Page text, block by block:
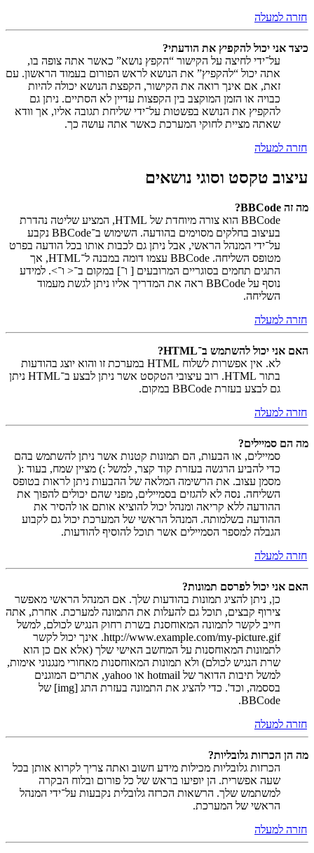
חזרה למעלה
כיצד אני יכול להקפיץ את הודעתי?
על־ידי לחיצה על הקישור “הקפץ נושא” כאשר אתה צופה בו,
אתה יכול “להקפיץ” את הנושא לראש הפורום בעמוד הראשון. עם
זאת, אם אינך רואה את הקישור, הקפצת הנושא יכולה להיות
כבויה או הזמן המוקצב בין הקפצות עדיין לא הסתיים. ניתן גם
להקפיץ את הנושא בפשטות על־ידי שליחת תגובה אליו, אך וודא
שאתה מציית לחוקי המערכת כאשר אתה עושה כך.
חזרה למעלה
עיצוב טקסט וסוגי נושאים
מה זה BBCode?
BBCode הוא צורה מיוחדת של HTML, המציע שליטה נהדרת
בעיצוב בחלקים מסוימים בהודעה. השימוש ב־BBCode נקבע
על־ידי המנהל הראשי, אבל ניתן גם לכבות אותו בכל הודעה בפרט
מטופס השליחה. BBCode עצמו דומה במבנה ל־HTML, אך
התגים תחמים בסוגריים המרובעים [ ו־] במקום ב־< ו־>. למידע
נוסף על BBCode ראה את המדריך אליו ניתן לגשת מעמוד
השליחה.
חזרה למעלה
האם אני יכול להשתמש ב־HTML?
לא. אין אפשרות לשלוח HTML במערכת זו והוא יוצג בהודעות
בתור HTML. רוב עיצובי הטקסט אשר ניתן לבצע ב־HTML ניתן
גם לבצע בעזרת BBCode במקום.
חזרה למעלה
מה הם סמיילים?
סמיילים, או הבעות, הם תמונות קטנות אשר ניתן להשתמש בהם
כדי להביע הרגשה בעזרת קוד קצר, למשל :) מציין שמח, בעוד :(
מסמן עצוב. את הרשימה המלאה של ההבעות ניתן לראות בטופס
השליחה. נסה לא להגזים בסמיילים, מפני שהם יכולים להפוך את
ההודעה ללא קריאה ומנהל יכול להוציא אותם או להסיר את
ההודעה בשלמותה. המנהל הראשי של המערכת יכול גם לקבוע
הגבלה למספר הסמיילים אשר תוכל להוסיף להודעות.
חזרה למעלה
האם אני יכול לפרסם תמונות?
כן, ניתן להציג תמונות בהודעות שלך. אם המנהל הראשי מאפשר
צירוף קבצים, תוכל גם להעלות את התמונה למערכת. אחרת, אתה
חייב לקשר לתמונה המאוחסנת בשרת רחוק הנגיש לכולם, למשל
http://www.example.com/my-picture.gif. אינך יכול לקשר
לתמונות המאוחסנות על המחשב האישי שלך (אלא אם כן הוא
שרת הנגיש לכולם) ולא תמונות המאוחסנות מאחורי מנגנוני אימות,
למשל תיבות הדואר של hotmail או yahoo, אתרים המוגנים
בססמה, וכד'. כדי להציג את התמונה בעזרת התג [img] של
BBCode.
חזרה למעלה
מה הן הכרזות גלובליות?
הכרזות גלובליות מכילות מידע חשוב ואתה צריך לקרוא אותן בכל
שעה אפשרית. הן יופיעו בראש של כל פורום ובלוח הבקרה
למשתמש שלך. הרשאות הכרזה גלובלית נקבעות על־ידי המנהל
הראשי של המערכת.
חזרה למעלה